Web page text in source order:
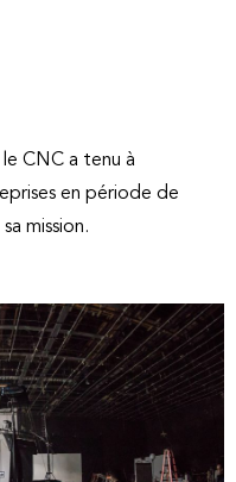
CNC a tenu à
en période de
mission.